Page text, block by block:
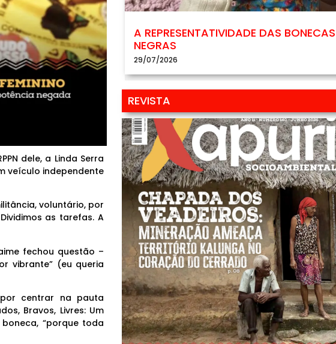
dele, a Linda Serra
veículo independente
voluntário, por
as tarefas. A
fechou questão –
vibrante” (eu queria
centrar na pauta
Bravos, Livres: Um
“porque toda
A REPRESENTATIVIDADE DAS BONECAS
NEGRAS
29/07/2026
REVISTA